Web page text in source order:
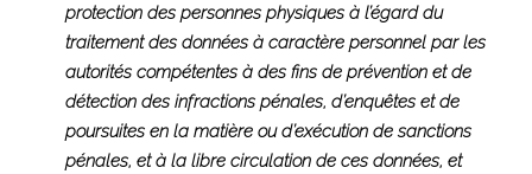
protection des personnes physiques à l’égard du
traitement des données à caractère personnel par les
autorités compétentes à des fins de prévention et de
détection des infractions pénales, d’enquêtes et de
poursuites en la matière ou d’exécution de sanctions
pénales, et à la libre circulation de ces données, et